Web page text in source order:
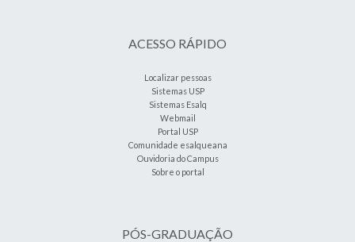
ACESSO RÁPIDO
Localizar pessoas
Sistemas USP
Sistemas Esalq
Webmail
Portal USP
Comunidade esalqueana
Ouvidoria do Campus
Sobre o portal
PÓS-GRADUAÇÃO